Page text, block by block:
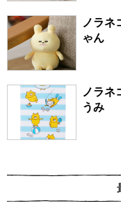
ノラ
ゃん
ノラ
うみ